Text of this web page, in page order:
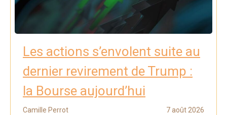
Les actions s’envolent suite au
dernier revirement de Trump :
la Bourse aujourd’hui
Camille Perrot 7 août 2026